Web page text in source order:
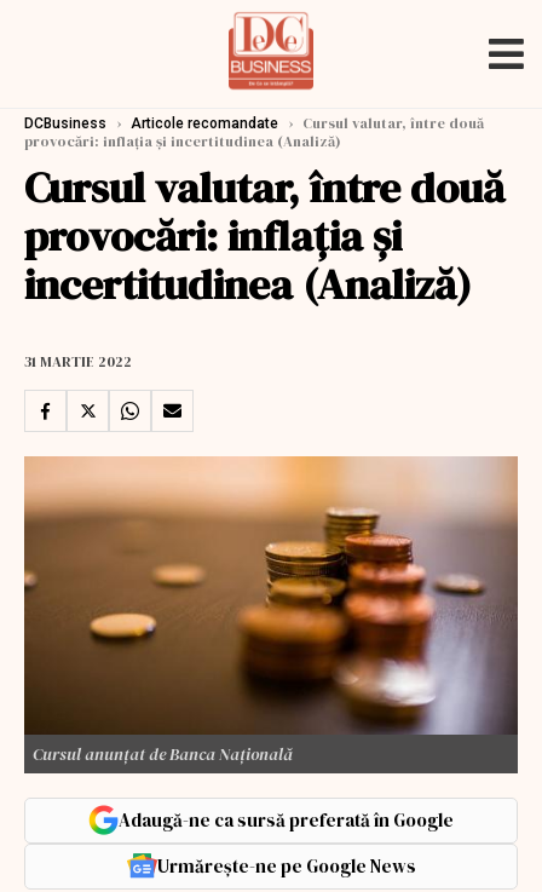
DCBusiness › Articole recomandate › Cursul valutar, între două
provocări: inflația și incertitudinea (Analiză)
Cursul valutar, între două
provocări: inflația și
incertitudinea (Analiză)
31 MARTIE 2022
Cursul anunțat de Banca Națională
Adaugă-ne ca sursă preferată în Google
Urmărește-ne pe Google News